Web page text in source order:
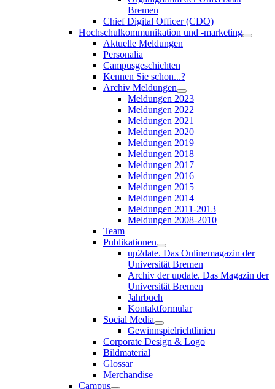
Bremen
Chief Digital Officer (CDO)
Hochschulkommunikation und -marketing
Aktuelle Meldungen
Personalia
Campusgeschichten
Kennen Sie schon...?
Archiv Meldungen
Meldungen 2023
Meldungen 2022
Meldungen 2021
Meldungen 2020
Meldungen 2019
Meldungen 2018
Meldungen 2017
Meldungen 2016
Meldungen 2015
Meldungen 2014
Meldungen 2011-2013
Meldungen 2008-2010
Team
Publikationen
up2date. Das Onlinemagazin der
Universität Bremen
Archiv der update. Das Magazin der
Universität Bremen
Jahrbuch
Kontaktformular
Social Media
Gewinnspielrichtlinien
Corporate Design & Logo
Bildmaterial
Glossar
Merchandise
Campus